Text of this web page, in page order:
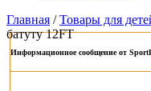
Главная /Товары для
батуту 12FT
Информационное сообщение от